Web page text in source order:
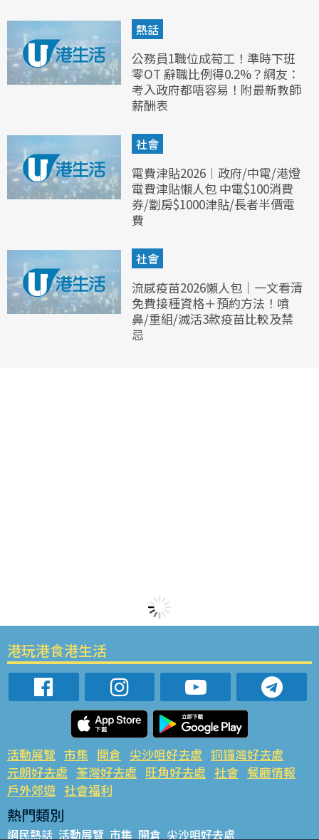
熱話
公務員1職位成筍工！準時下班
零OT 辭職比例得0.2%？網友：
考入政府都唔容易！附最新教師
薪酬表
社會
電費津貼2026︱政府/中電/港燈
電費津貼懶人包 中電$100消費
券/劏房$1000津貼/長者半價電
費
社會
流感疫苗2026懶人包｜一文看清
免費接種資格＋預約方法！噴
鼻/重組/滅活3款疫苗比較及禁
忌
港玩港食港生活
活動展覽 市集 開倉 尖沙咀好去處 銅鑼灣好去處
元朗好去處 荃灣好去處 旺角好去處 社會 餐廳情報
戶外郊遊 社會福利
熱門類別
網民熱話 活動展覽 市集 開倉 尖沙咀好去處